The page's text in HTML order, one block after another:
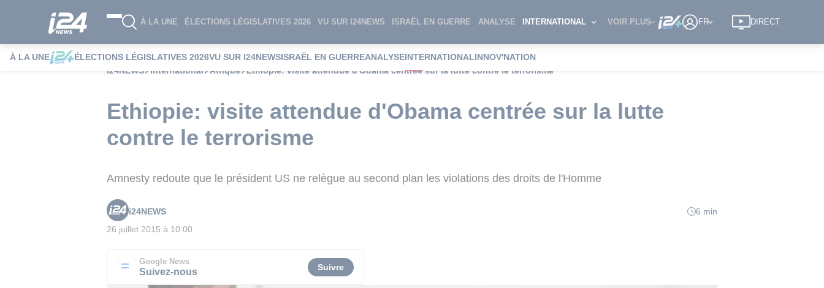
À LA UNE ÉLECTIONS LÉGISLATIVES 2026 VU SUR I24NEWS ISRAËL EN GUERRE ANALYSE INTERNATIONAL VOIR PLUS FR DIRECT
À LA UNE ÉLECTIONS LÉGISLATIVES 2026VU SUR I24NEWSISRAËL EN GUERREANALYSEINTERNATIONALINNOV'NATION
i24NEWS
International Afrique Ethiopie: visite attendue d'Obama centrée sur la lutte contre le terrorisme
Ethiopie: visite attendue d'Obama centrée sur la lutte
contre le terrorisme
Amnesty redoute que le président US ne relègue au second plan les violations des droits de l'Homme
i24NEWS
6 min
26 juillet 2015 à 10:00
Google News
Suivez-nous Suivre